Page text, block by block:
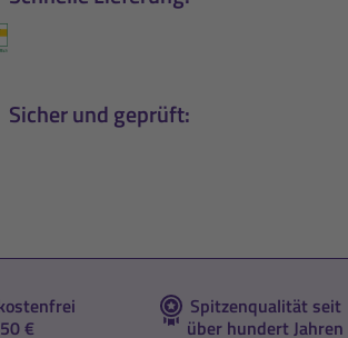
Sicher und geprüft:
€
Spitzenqualität seit
über hundert Jahren